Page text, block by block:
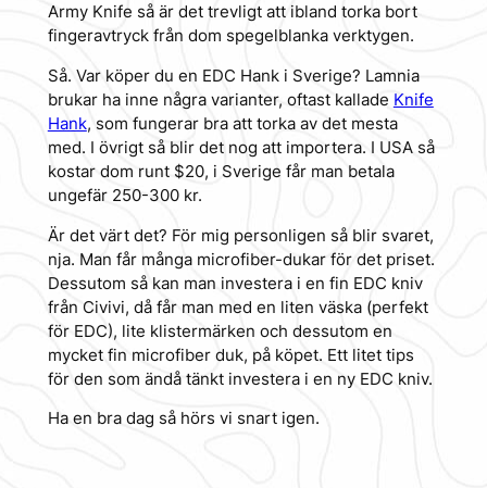
Army Knife så är det trevligt att ibland torka bort
fingeravtryck från dom spegelblanka verktygen.
Så. Var köper du en EDC Hank i Sverige? Lamnia
brukar ha inne några varianter, oftast kallade Knife
Hank, som fungerar bra att torka av det mesta
med. I övrigt så blir det nog att importera. I USA så
kostar dom runt $20, i Sverige får man betala
ungefär 250-300 kr.
Är det värt det? För mig personligen så blir svaret,
nja. Man får många microfiber-dukar för det priset.
Dessutom så kan man investera i en fin EDC kniv
från Civivi, då får man med en liten väska (perfekt
för EDC), lite klistermärken och dessutom en
mycket fin microfiber duk, på köpet. Ett litet tips
för den som ändå tänkt investera i en ny EDC kniv.
Ha en bra dag så hörs vi snart igen.